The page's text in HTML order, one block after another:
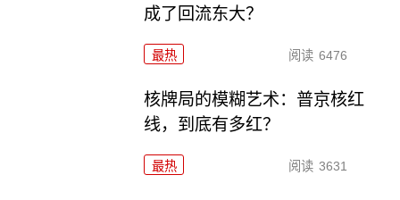
成了回流东大？
最热 阅读 6476
核牌局的模糊艺术：普京核红
线，到底有多红？
最热 阅读 3631